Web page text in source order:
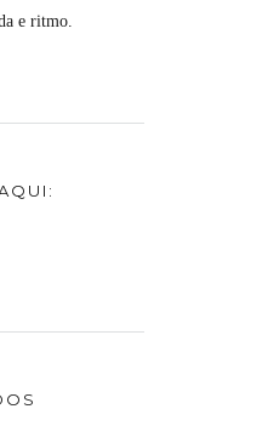
e ritmo.